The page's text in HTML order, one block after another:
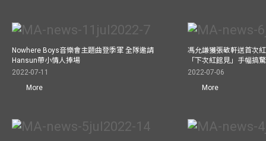
Nowhere Boys音樂會主題曲登季軍 全隊邀請
Hansun帶小情人捧場
2022-07-11
More
馮允謙獲張敬軒送首次
「下次紅館見」手幅搞
2022-07-06
More